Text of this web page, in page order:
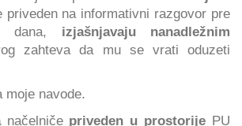
priveden na informativni razgovor pre
dana, izjašnjavaju nanadležnim
zahteva da mu se vrati oduzeti
moje navode.
načelničepriveden u prostorije PU